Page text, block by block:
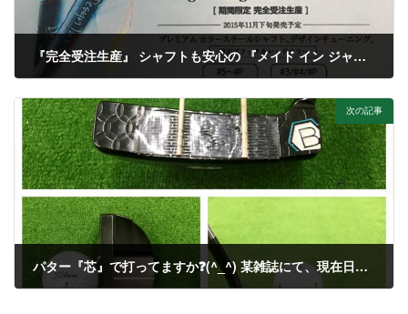
『完全受注生産』 シャフトも安心の 『メイド イン ジャパン』(^_^) トッププロゴルファーの使用率も軒並み伸びており、世界中でも評価が高い日本シャフトの『モーダス シリーズ』 その中で特に評価の高い『システム3 TOUR125』に 『デザインチューニング』社の独自のカラーコーティングにより特別なカラーリングが施されます。 か…かっこいい((((；ﾟДﾟ))))))) 黒と赤のカラーリングが特に …かっこいい((((；ﾟДﾟ))))))) 『完全受注生産』 早い者勝ちです‼️(^_^)
次の記事
パター『芯』で打ってますか❓(^_^) 某雑誌にて、現在日本で最強アマチュアゴルファーのパター練習方法が載っていたので試してみました‼️ 『つまようじ』をフェース部に2センチの幅で設置し、 ボールを打つ‼️(^_^) やはり適当に打つことは出来る訳はなく難しい… しかし集中力を要する練習方法として、見ての通り『芯』をとらえる練習としては最善の方法ですね(^_^) 皆さんもぜひお試しください‼️ ちなみに、パターは長さやライ角が合っていなければ『芯』でとらえることは難しくなります。 まずはご自身のスペックを『知る』こともオススメします(^_^) ぜひご相談ください‼️